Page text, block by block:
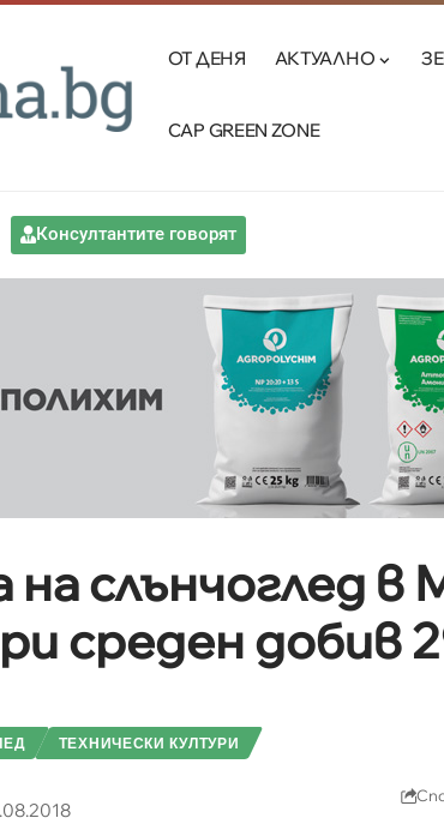
ОТ ДЕНЯ АКТУАЛНО
CAP GREEN ZONE
Консултантите говорят
слънчоглед в
среден добив
ТЕХНИЧЕСКИ КУЛТУРИ